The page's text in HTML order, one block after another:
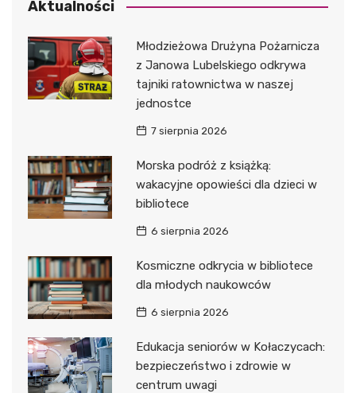
Aktualności
Młodzieżowa Drużyna Pożarnicza
z Janowa Lubelskiego odkrywa
tajniki ratownictwa w naszej
jednostce
7 sierpnia 2026
Morska podróż z książką:
wakacyjne opowieści dla dzieci w
bibliotece
6 sierpnia 2026
Kosmiczne odkrycia w bibliotece
dla młodych naukowców
6 sierpnia 2026
Edukacja seniorów w Kołaczycach:
bezpieczeństwo i zdrowie w
centrum uwagi